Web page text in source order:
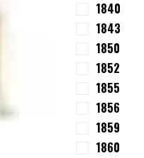
1840
1843
1850
1852
1855
1856
1859
1860